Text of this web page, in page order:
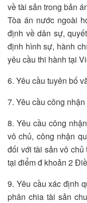
về tài sản trong bản
Tòa án nước ngoài
định về dân sự,
định hình sự, hành
yêu cầu thi hành tại
6. Yêu cầu tuyên bố
7. Yêu cầu công
8. Yêu cầu công
vô chủ, công nhận
đối với tài sản vô
tại điểm đ khoản 2
9. Yêu cầu xác định
phân chia tài sản